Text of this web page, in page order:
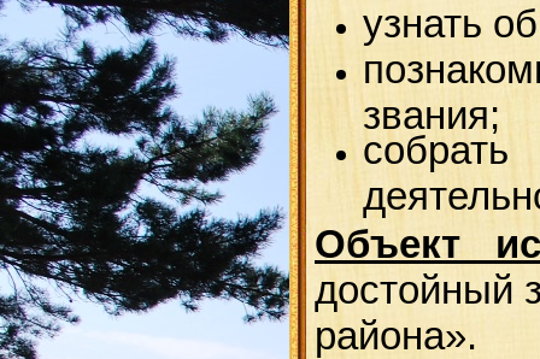
узнать
звания;
Объект
достойный
района».